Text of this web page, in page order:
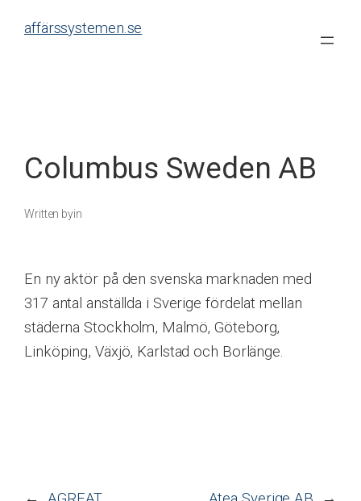
affärssystemen.se
Columbus Sweden AB
Written byin
En ny aktör på den svenska marknaden med
317 antal anställda i Sverige fördelat mellan
städerna Stockholm, Malmö, Göteborg,
Linköping, Växjö, Karlstad och Borlänge.